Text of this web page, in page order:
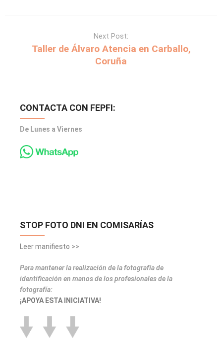
Next Post:
Taller de Álvaro Atencia en Carballo,
Coruña
CONTACTA CON FEPFI:
De Lunes a Viernes
STOP FOTO DNI EN COMISARÍAS
Leer manifiesto >>
Para mantener la realización de la fotografía de
identificación en manos de los profesionales de la
fotografía:
¡APOYA ESTA INICIATIVA!